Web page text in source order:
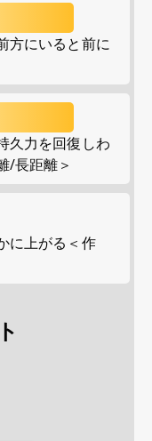
方にいると前に
久力を回復しわ
/長距離＞
に上がる＜作